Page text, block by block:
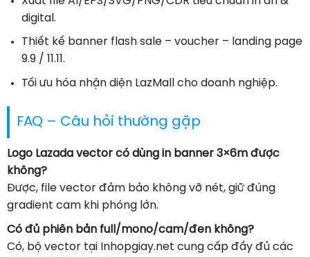
digital.
Thiết kế banner flash sale – voucher – landing page
9.9 / 11.11.
Tối ưu hóa nhận diện LazMall cho doanh nghiệp.
FAQ – Câu hỏi thường gặp
Logo Lazada vector có dùng in banner 3×6m được
không?
Được, file vector đảm bảo không vỡ nét, giữ đúng
gradient cam khi phóng lớn.
Có đủ phiên bản full/mono/cam/đen không?
Có, bộ vector tại Inhopgiay.net cung cấp đầy đủ các